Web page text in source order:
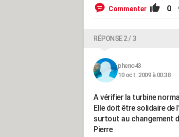
Commenter 0
RÉPONSE 2 / 3
pheno43
10 oct. 2009 à 00:38
A vérifier la turbine
Elle doit être solidaire de
surtout au changement
Pierre